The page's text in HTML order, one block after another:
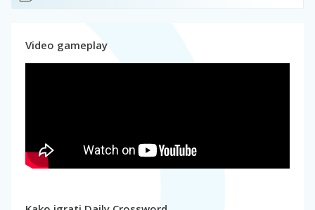
Video gameplay